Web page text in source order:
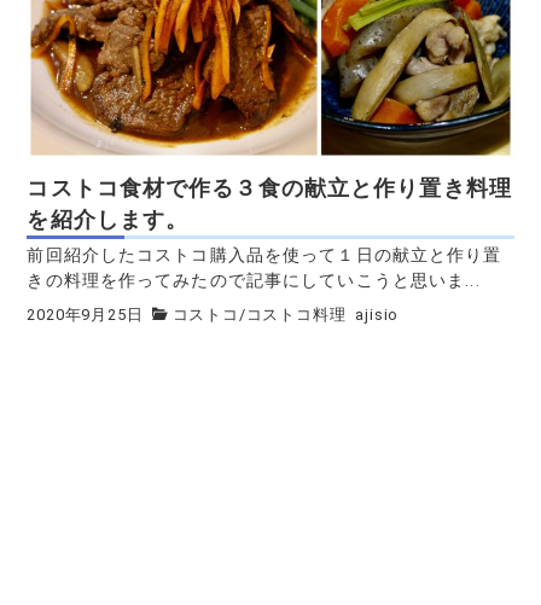
コストコ食材で作る３食の献立と作り置き料理
を紹介します。
前回紹介したコストコ購入品を使って１日の献立と作り置
きの料理を作ってみたので記事にしていこうと思いま...
2020年9月25日 コストコ / コストコ料理 ajisio